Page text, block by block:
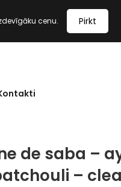
cenu. Pirkt
de saba –
–